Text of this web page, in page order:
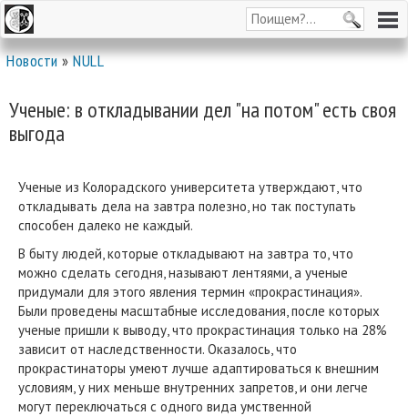
Новости»NULL
Ученые: в откладывании дел "на потом" есть своя
выгода
Ученые из Колорадского университета утверждают, что
откладывать дела на завтра полезно, но так поступать
способен далеко не каждый.
В быту людей, которые откладывают на завтра то, что
можно сделать сегодня, называют лентяями, а ученые
придумали для этого явления термин «прокрастинация».
Были проведены масштабные исследования, после которых
ученые пришли к выводу, что прокрастинация только на 28%
зависит от наследственности. Оказалось, что
прокрастинаторы умеют лучше адаптироваться к внешним
условиям, у них меньше внутренних запретов, и они легче
могут переключаться с одного вида умственной